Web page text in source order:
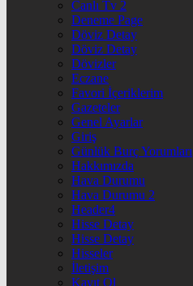
Canlı Tv 2
Deneme Page
Döviz Detay
Döviz Detay
Dövizler
Eczane
Favori İçeriklerim
Gazeteler
Genel Ayarlar
Giriş
Günlük Burç Yorumları
Hakkımızda
Hava Durumu
Hava Durumu 2
Header4
Hisse Detay
Hisse Detay
Hisseler
İletişim
Kayıt Ol